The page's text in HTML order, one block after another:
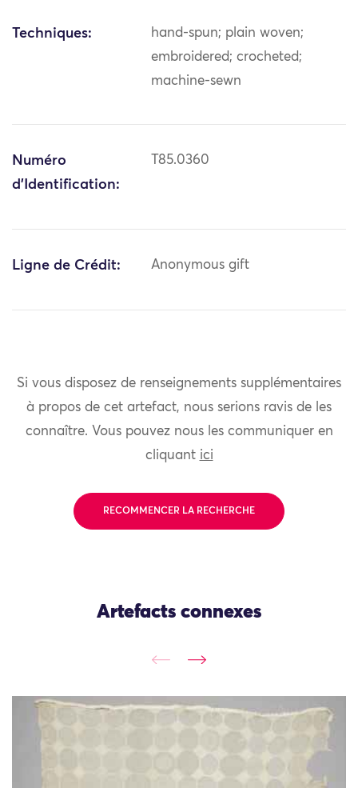
Techniques:
hand-spun; plain woven;
embroidered; crocheted;
machine-sewn
Numéro
d'Identification:
T85.0360
Ligne de Crédit: Anonymous gift
Si vous disposez de renseignements supplémentaires
à propos de cet artefact, nous serions ravis de les
connaître. Vous pouvez nous les communiquer en
cliquant ici
RECOMMENCER LA RECHERCHE
Artefacts connexes